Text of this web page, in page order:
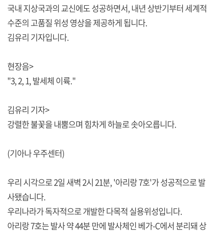
국내 지상국과의 교신에도 성공하면서, 내년 상반기부터 세계적
수준의 고품질 위성 영상을 제공하게 됩니다.
김유리 기자입니다.
현장음>
"3, 2, 1, 발세체 이륙."
김유리 기자>
강렬한 불꽃을 내뿜으며 힘차게 하늘로 솟아오릅니다.
(기아나 우주센터)
우리 시각으로 2일 새벽 2시 21분, '아리랑 7호'가 성공적으로 발
사됐습니다.
우리나라가 독자적으로 개발한 다목적 실용위성입니다.
아리랑 7호는 발사 약 44분 만에 발사체인 베가-C에서 분리돼 상